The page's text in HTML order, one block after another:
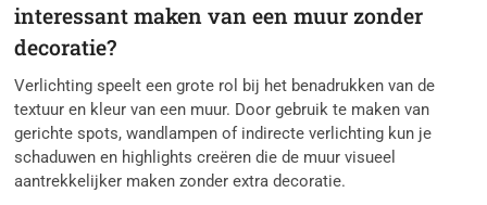
interessant maken van een muur zonder
decoratie?
Verlichting speelt een grote rol bij het benadrukken van de
textuur en kleur van een muur. Door gebruik te maken van
gerichte spots, wandlampen of indirecte verlichting kun je
schaduwen en highlights creëren die de muur visueel
aantrekkelijker maken zonder extra decoratie.